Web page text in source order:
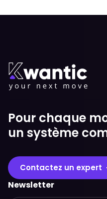
Pour chaque
un système
Contactez un expert
Newsletter